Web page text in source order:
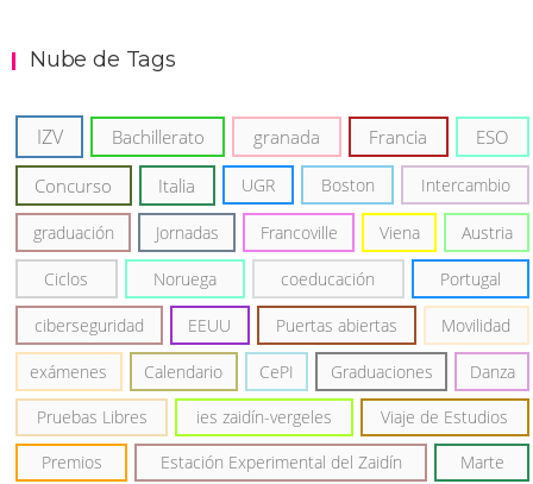
Nube de Tags
IZV Bachillerato granada Francia ESO
Concurso Italia UGR Boston Intercambio
graduación Jornadas Francoville Viena Austria
Ciclos Noruega coeducación Portugal
ciberseguridad EEUU Puertas abiertas Movilidad
exámenes Calendario CePI Graduaciones Danza
Pruebas Libres ies zaidín-vergeles Viaje de Estudios
Premios Estación Experimental del Zaidín Marte